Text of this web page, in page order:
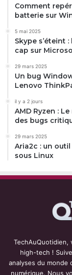
Comment
batterie sur
5 mai 2025
Skype s’éteint
cap sur
29 mars 2025
Un bug
Lenovo
il y a 2 jours
AMD Ryzen :
des bugs
29 mars 2025
Aria2c : un
sous Linux
high-tech !
analyses du monde
numérique. Nous